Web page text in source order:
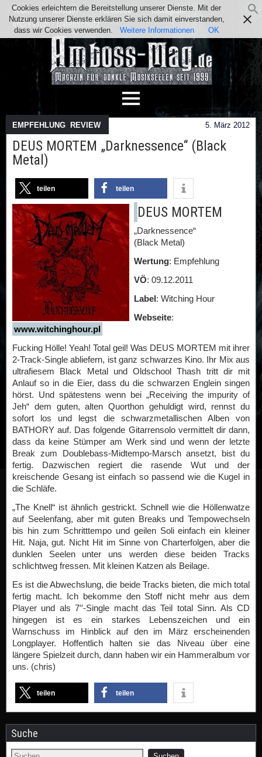
Team Kontakt Facebook
Instagram
Impressum / Datenschutz
EMPFEHLUNG REVIEW 5. März 2012
DEUS MORTEM „Darknessence“ (Black
Metal)
teilen teilen
DEUS MORTEM
„Darknessence“
(Black Metal)
Wertung: Empfehlung
VÖ: 09.12.2011
Label: Witching Hour
Webseite:
www.witchinghour.pl
Fucking Hölle! Yeah! Total geil! Was DEUS MORTEM mit ihrer
2-Track-Single abliefern, ist ganz schwarzes Kino. Ihr Mix aus
ultrafiesem Black Metal und Oldschool Thash tritt dir mit
Anlauf so in die Eier, dass du die schwarzen Englein singen
hörst. Und spätestens wenn bei „Receiving the impurity of
Jeh“ dem guten, alten Quorthon gehuldigt wird, rennst du
sofort los und legst die schwarzmetallischen Alben von
BATHORY auf. Das folgende Gitarrensolo vermittelt dir dann,
dass da keine Stümper am Werk sind und wenn der letzte
Break zum Doublebass-Midtempo-Marsch ansetzt, bist du
fertig. Dazwischen regiert die rasende Wut und der
kreischende Gesang ist einfach so passend wie die Kugel in
die Schläfe.
„The Knell“ ist ähnlich gestrickt. Schnell wie die Höllenwatze
auf Seelenfang, aber mit guten Breaks und Tempowechseln
bis hin zum Schritttempo und geilen Soli einfach ein kleiner
Hit. Naja, gut. Nicht Hit im Sinne von Charterfolgen, aber die
dunklen Seelen unter uns werden diese beiden Tracks
schlichtweg fressen. Mit kleinen Katzen als Beilage.
Es ist die Abwechslung, die beide Tracks bieten, die mich total
fertig macht. Ich bekomme den Stoff nicht mehr aus dem
Player und als 7′′-Single macht das Teil total Sinn. Als CD
hingegen ist es ein starkes Lebenszeichen und ein
Warnschuss im Hinblick auf den im März erscheinenden
Longplayer. Hoffentlich halten sie das Niveau über eine
längere Spielzeit durch, dann haben wir ein Hammeralbum vor
uns. (chris)
teilen teilen
Suche
Cookies erleichtern die Bereitstellung unserer Dienste. Mit der
Nutzung unserer Dienste erklären Sie sich damit einverstanden,
dass wir Cookies verwenden.
Weitere Informationen OK